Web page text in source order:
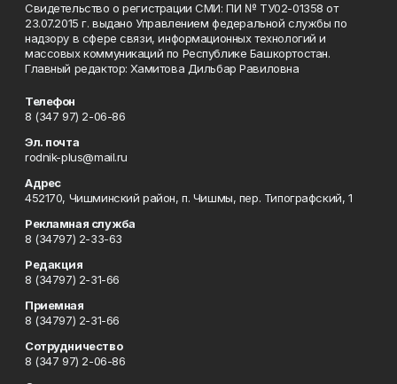
Свидетельство о регистрации СМИ: ПИ № ТУ02-01358 от
23.07.2015 г. выдано Управлением федеральной службы по
надзору в сфере связи, информационных технологий и
массовых коммуникаций по Республике Башкортостан.
Главный редактор: Хамитова Дильбар Равиловна
Телефон
8 (347 97) 2-06-86
Эл. почта
rodnik-plus@mail.ru
Адрес
452170, Чишминский район, п. Чишмы, пер. Типографский, 1
Рекламная служба
8 (34797) 2-33-63
Редакция
8 (34797) 2-31-66
Приемная
8 (34797) 2-31-66
Сотрудничество
8 (347 97) 2-06-86